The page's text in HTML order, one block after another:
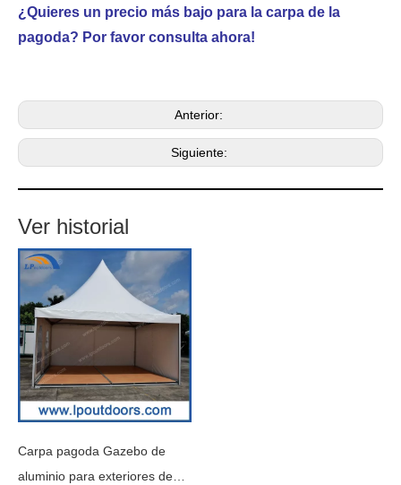
¿Quieres un precio más bajo para la carpa de la
pagoda? Por favor consulta ahora!
Anterior:
Siguiente:
Ver historial
Carpa pagoda Gazebo de
aluminio para exteriores de